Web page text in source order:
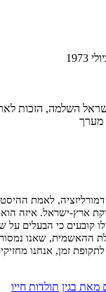
השלמה, הזכות
מערך
לאמת
ארץ-ישראל. איזה הוא
קובעים כי הבעלים על
ההאשמית, שאנו
זמן, אנחנו
מאת בגין תולדות חייו